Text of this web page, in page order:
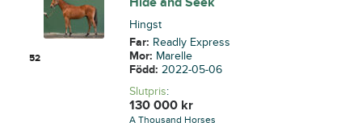
52
Hingst
Far: Readly Express
Mor: Marelle
Född:2022-05-06
Slutpris:
130 000 kr
A Thousand Horses